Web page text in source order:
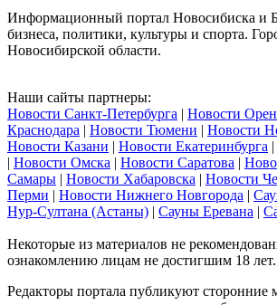
Информационный портал Новосибиска и
бизнеса, политики, культуры и спорта.
Новосибирской области.
Наши сайты партнеры:
Новости Санкт-Петербурга | Новости
Краснодара | Новости Тюмени | Новости
Новости Казани | Новости Екатеринбурга |
| Новости Омска | Новости Саратова |
Самары | Новости Хабаровска | Новости
Перми | Новости Нижнего Новгорода |
Нур-Султана (Астаны) | Сауны Еревана |
Некоторые из материалов не
ознакомлению лицам не достигшим 18 лет.
Редакторы портала публикуют сторонние